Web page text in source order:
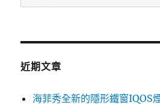
尋
鍵
近期文章
海菲秀全新的隱形鐵窗IQOS